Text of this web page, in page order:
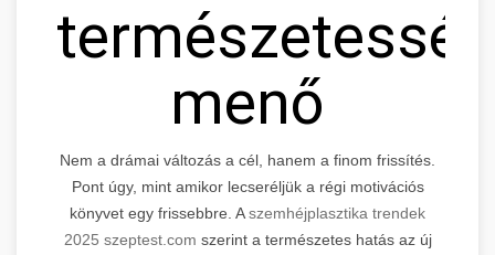
természetesség
menő
Nem a drámai változás a cél, hanem a finom frissítés.
Pont úgy, mint amikor lecseréljük a régi motivációs
könyvet egy frissebbre. Aszemhéjplasztika trendek
2025 szeptest.com szerint a természetes hatás az új